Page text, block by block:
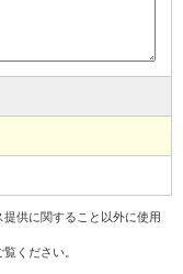
供に関すること以外に使用
覧ください。